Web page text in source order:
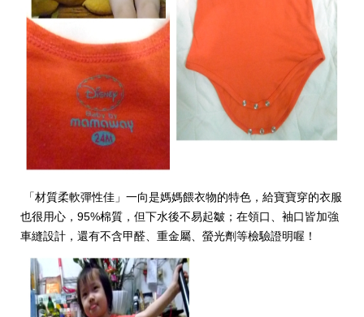
「材質柔軟彈性佳」一向是媽媽餵衣物的特色，給寶寶穿的衣服
也很用心，95%棉質，但下水後不易起皺；在領口、袖口皆加強
車縫設計，還有不含甲醛、重金屬、螢光劑等檢驗證明喔！